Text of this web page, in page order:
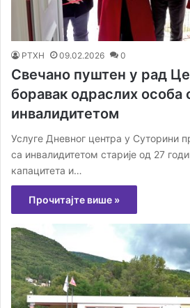
РТХН 09.02.2026 0
Свечано пуштен у рад
боравак одраслих особа
инвалидитетом
Услуге Дневног центра у Суторини
са инвалидитетом старије од 27
капацитета и…
Прочитајте више »